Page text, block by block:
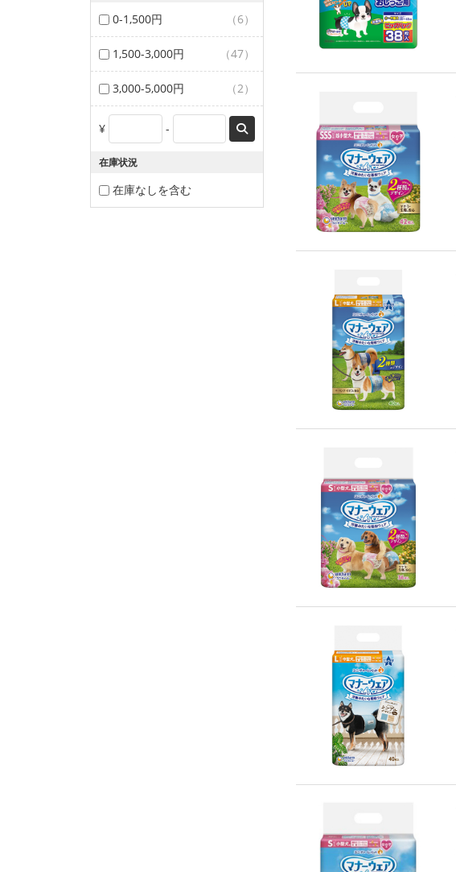
0-1,500円 （6）
1,500-3,000円 （47）
3,000-5,000円 （2）
¥ -
在庫状況
在庫なしを含む